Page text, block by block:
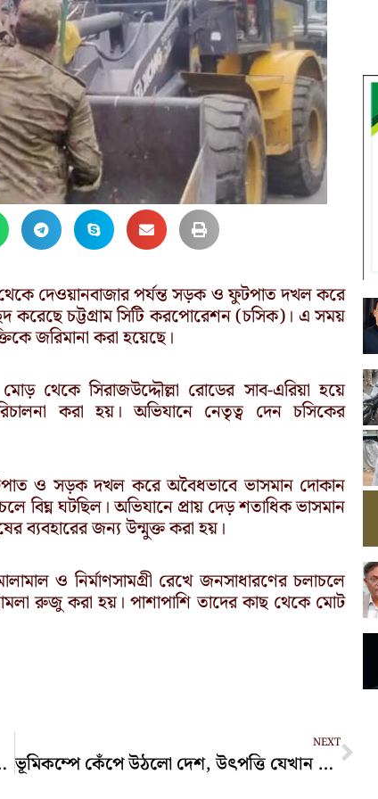
থেকে দেওয়ানবাজার পর্যন্ত সড়ক ও ফুটপাত দখল করে
করেছে চট্টগ্রাম সিটি করপোরেশন (চসিক)। এ সময়
জরিমানা করা হয়েছে।
থেকে সিরাজউদ্দৌল্লা রোডের সাব-এরিয়া হয়ে
করা হয়। অভিযানে নেতৃত্ব দেন চসিকের
ও সড়ক দখল করে অবৈধভাবে ভাসমান দোকান
বিঘ্ন ঘটছিল। অভিযানে প্রায় দেড় শতাধিক ভাসমান
ব্যবহারের জন্য উন্মুক্ত করা হয়।
ও নির্মাণসামগ্রী রেখে জনসাধারণের চলাচলে
রুজু করা হয়। পাশাপাশি তাদের কাছ থেকে মোট
যুবক গ্রেপ্তার
NEXT
ভূমিকম্পে কেঁপে উঠলো দেশ, উৎপত্তি যেখান থেকে
Next